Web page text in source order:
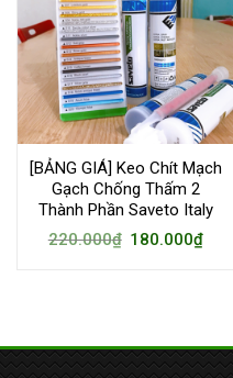
[BẢNG GIÁ] Keo Chít Mạch
Gạch Chống Thấm 2
Thành Phần Saveto Italy
220.000₫ 180.000₫